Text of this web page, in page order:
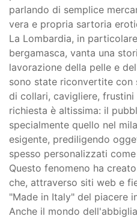
parlando di semplice
vera e propria sartoria
La Lombardia, in
bergamasca, vanta una
lavorazione della pelle e
sono state riconvertite con
di collari, cavigliere, frustini
richiesta è altissima: il
specialmente quello nel
esigente, prediligendo
spesso personalizzati
Questo fenomeno ha
che, attraverso siti web e
"Made in Italy" del piacere
Anche il mondo